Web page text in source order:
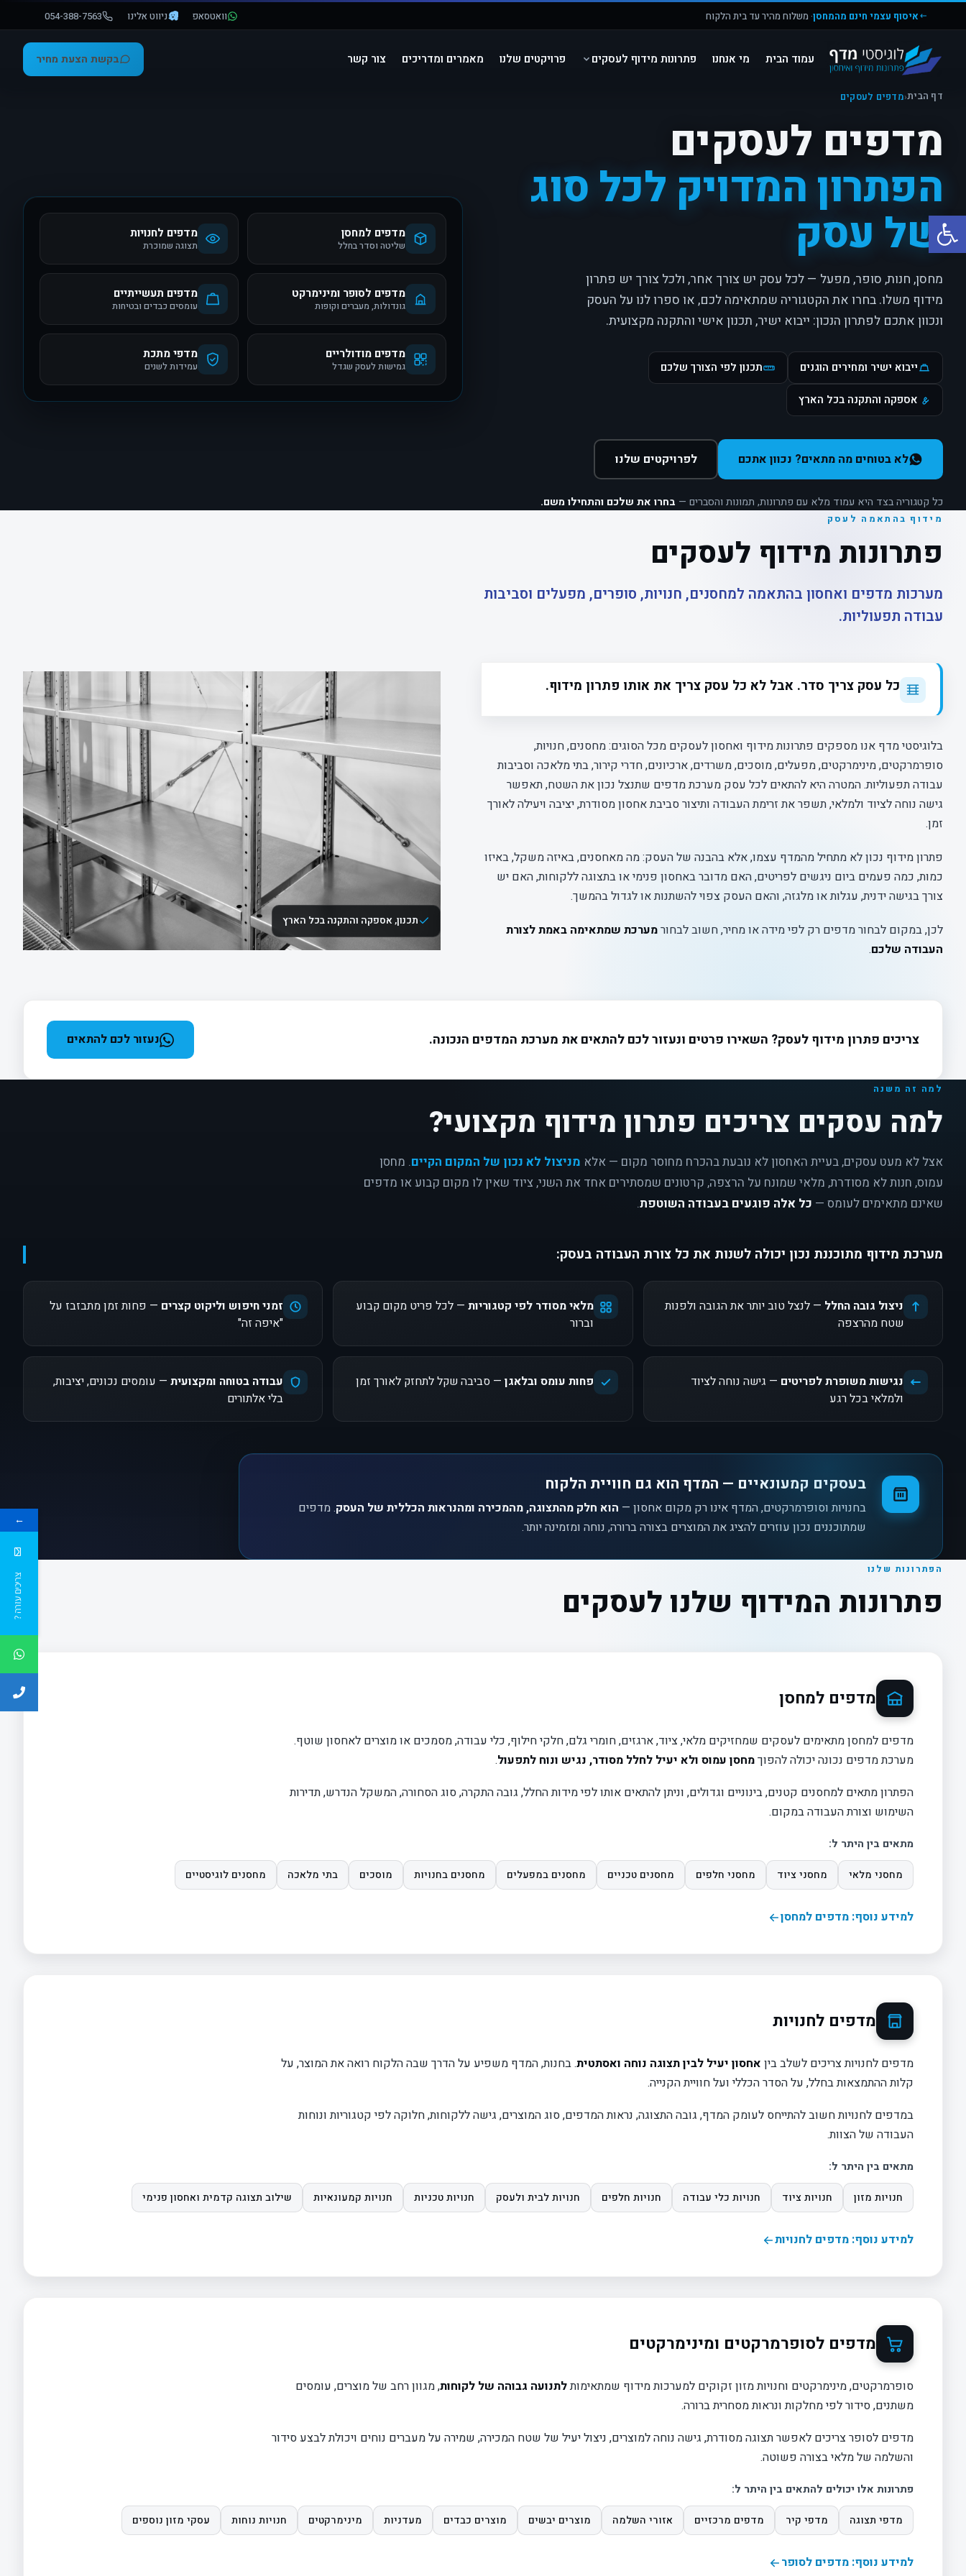
פתח סרגל נגישות
איסוף עצמי חינם מהמחסן· משלוח מהיר עד בית הלקוח וואטסאפ ניווט אלינו 054-388-7563
עמוד הבית מי אנחנו פתרונות מידוף לעסקים פרויקטים שלנו מאמרים ומדריכים צור קשר בקשת הצעת מחיר
דף הבית‹מדפים לעסקים
מדפים לעסקים
הפתרון המדויק לכל סוג
של עסק
מחסן, חנות, סופר, מפעל — לכל עסק יש צורך אחר, ולכל צורך יש פתרון
מידוף משלו. בחרו את הקטגוריה שמתאימה לכם, או ספרו לנו על העסק
ונכוון אתכם לפתרון הנכון: ייבוא ישיר, תכנון אישי והתקנה מקצועית.
ייבוא ישיר ומחירים הוגנים תכנון לפי הצורך שלכם
אספקה והתקנה בכל הארץ
לא בטוחים מה מתאים? נכוון אתכם לפרויקטים שלנו
כל קטגוריה בצד היא עמוד מלא עם פתרונות, תמונות והסברים — בחרו את שלכם והתחילו משם.
מדפים למחסן
שליטה וסדר בחלל
מדפים לחנויות
תצוגה שמוכרת
מדפים לסופר ומינימרקט
גונדולות, מעברים וקופות
מדפים תעשייתיים
עומסים כבדים ובטיחות
מדפים מודולריים
גמישות לעסק שגדל
מדפי מתכת
עמידות לשנים
מידוף בהתאמה לעסק
פתרונות מידוף לעסקים
מערכות מדפים ואחסון בהתאמה למחסנים, חנויות, סופרים, מפעלים וסביבות
עבודה תפעוליות.
כל עסק צריך סדר. אבל לא כל עסק צריך את אותו פתרון מידוף.
בלוגיסטי מדף אנו מספקים פתרונות מידוף ואחסון לעסקים מכל הסוגים: מחסנים, חנויות,
סופרמרקטים, מינימרקטים, מפעלים, מוסכים, משרדים, ארכיונים, חדרי קירור, בתי מלאכה וסביבות
עבודה תפעוליות. המטרה היא להתאים לכל עסק מערכת מדפים שתנצל נכון את השטח, תאפשר
גישה נוחה לציוד ולמלאי, תשפר את זרימת העבודה ותיצור סביבת אחסון מסודרת, יציבה ויעילה לאורך
זמן.
פתרון מידוף נכון לא מתחיל מהמדף עצמו, אלא בהבנה של העסק: מה מאחסנים, באיזה משקל, באיזו
כמות, כמה פעמים ביום ניגשים לפריטים, האם מדובר באחסון פנימי או בתצוגה ללקוחות, האם יש
צורך בגישה ידנית, עגלות או מלגזה, והאם העסק צפוי להשתנות או לגדול בהמשך.
לכן, במקום לבחור מדפים רק לפי מידה או מחיר, חשוב לבחורמערכת שמתאימה באמת לצורת
העבודה שלכם.
תכנון, אספקה והתקנה בכל הארץ
צריכים פתרון מידוף לעסק? השאירו פרטים ונעזור לכם להתאים את מערכת המדפים הנכונה. נעזור לכם להתאים
למה זה משנה
למה עסקים צריכים פתרון מידוף מקצועי?
אצל לא מעט עסקים, בעיית האחסון לא נובעת בהכרח מחוסר מקום — אלא מניצול לא נכון של המקום הקיים. מחסן
עמוס, חנות לא מסודרת, מלאי שמונח על הרצפה, קרטונים שמסתירים אחד את השני, ציוד שאין לו מקום קבוע או מדפים
שאינם מתאימים לעומס — כל אלה פוגעים בעבודה השוטפת.
מערכת מידוף מתוכננת נכון יכולה לשנות את כל צורת העבודה בעסק:
ניצול גובה החלל — לנצל טוב יותר את הגובה ולפנות
שטח מהרצפה
מלאי מסודר לפי קטגוריות — לכל פריט מקום קבוע
וברור
זמני חיפוש וליקוט קצרים — פחות זמן מתבזבז על
"איפה זה"
נגישות משופרת לפריטים — גישה נוחה לציוד
ולמלאי בכל רגע
פחות עומס ובלאגן — סביבה שקל לתחזק לאורך זמן עבודה בטוחה ומקצועית— עומסים נכונים, יציבות,
בלי אלתורים
בעסקים קמעונאיים — המדף הוא גם חוויית הלקוח
בחנויות וסופרמרקטים, המדף אינו רק מקום אחסון — הוא חלק מהתצוגה, מהמכירה ומהנראות הכללית של העסק. מדפים
שמתוכננים נכון עוזרים להציג את המוצרים בצורה ברורה, נוחה ומזמינה יותר.
הפתרונות שלנו
פתרונות המידוף שלנו לעסקים
מדפים למחסן
מדפים למחסן מתאימים לעסקים שמחזיקים מלאי, ציוד, ארגזים, חומרי גלם, חלקי חילוף, כלי עבודה, מסמכים או מוצרים לאחסון שוטף.
מערכת מדפים נכונה יכולה להפוךמחסן עמוס ולא יעיל לחלל מסודר, נגיש ונוח לתפעול.
הפתרון מתאים למחסנים קטנים, בינוניים וגדולים, וניתן להתאים אותו לפי מידות החלל, גובה התקרה, סוג הסחורה, המשקל הנדרש, תדירות
השימוש וצורת העבודה במקום.
מתאים בין היתר ל:
מחסני מלאי מחסני ציוד מחסני חלפים מחסנים טכניים מחסנים במפעלים מחסנים בחנויות מוסכים בתי מלאכה מחסנים לוגיסטיים
למידע נוסף: מדפים למחסן
מדפים לחנויות
מדפים לחנויות צריכים לשלב בין אחסון יעיל לבין תצוגה נוחה ואסתטית. בחנות, המדף משפיע על הדרך שבה הלקוח רואה את המוצר, על
קלות ההתמצאות בחלל, על הסדר הכללי ועל חוויית הקנייה.
במדפים לחנויות חשוב להתייחס לעומק המדף, גובה התצוגה, נראות המדפים, סוג המוצרים, גישה ללקוחות, חלוקה לפי קטגוריות ונוחות
העבודה של הצוות.
מתאים בין היתר ל:
חנויות מזון חנויות ציוד חנויות כלי עבודה חנויות חלפים חנויות לבית ולעסק חנויות טכניות חנויות קמעונאיות שילוב תצוגה קדמית ואחסון פנימי
למידע נוסף: מדפים לחנויות
מדפים לסופרמרקטים ומינימרקטים
סופרמרקטים, מינימרקטים וחנויות מזון זקוקים למערכות מידוף שמתאימותלתנועה גבוהה של לקוחות, מגוון רחב של מוצרים, עומסים
משתנים, סידור לפי מחלקות ונראות מסחרית ברורה.
מדפים לסופר צריכים לאפשר תצוגה מסודרת, גישה נוחה למוצרים, ניצול יעיל של שטח המכירה, שמירה על מעברים נוחים ויכולת לבצע סידור
והשלמה של מלאי בצורה פשוטה.
פתרונות אלו יכולים להתאים בין היתר ל:
מדפי תצוגה מדפי קיר מדפים מרכזיים אזורי השלמה מוצרים יבשים מוצרים כבדים מעדניות מינימרקטים חנויות נוחות עסקי מזון נוספים
למידע נוסף: מדפים לסופר
←
צריכים עזרה ?